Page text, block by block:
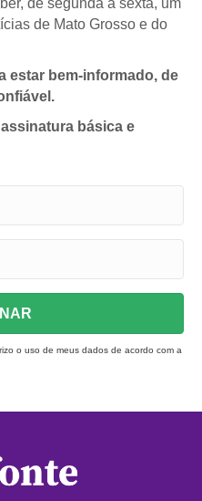
de segunda a sexta, um
de Mato Grosso e do
estar bem-informado, de
básica e
o uso de meus dados de acordo com a